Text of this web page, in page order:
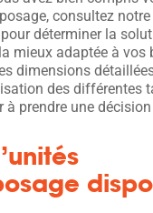
consultez notre
pour déterminer la
mieux adaptée à vos
dimensions
des différentes
à prendre une